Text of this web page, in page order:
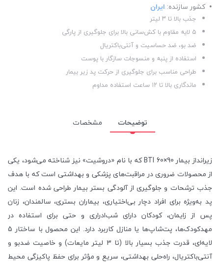
کشور سازنده: ایران
جذب بالا تا ۳ لیتر
۵ لایه مقاوم با کش‌سانی بالا برای جلوگیری از پارگی
ضد بو، ضد حساسیت و آنتی‌باکتریال
استفاده از پنبه و منسوجات سازگار با پوست
طراحی مناسب برای جلوگیری از حرکت پد زیر بیمار
ماندگاری بالا تا ۱۲ ساعت استفاده مداوم
توضیحات مشخصات
زیرانداز بیمار 90×60 BTI که با نام «دروشیت» نیز شناخته می‌شود، یکی
از محصولات ضروری در مراقبت‌های پزشکی و بهداشتی است که با هدف
جذب ترشحات و جلوگیری از آلودگی بستر بیمار طراحی شده است. این
پد به‌ویژه برای افراد دچار بی‌اختیاری، بیماران بستری، سالمندان، زنان
پس از زایمان، کودکان دارای شب‌ادراری و حتی برای استفاده در
مهدکودک‌ها، پت‌شاپ‌ها یا منازل کاربرد دارد. این محصول با ساختار 5
لایه‌ای، قدرت جذب بسیار بالا (تا 3 لیتر مایعات) و خاصیت ضدبو و
آنتی‌باکتریال، راه‌حلی بهداشتی، سریع و مؤثر برای حفظ پاکیزگی محیط